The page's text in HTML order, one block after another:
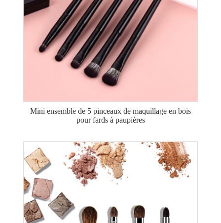
Mini ensemble de 5 pinceaux de maquillage en bois
pour fards à paupières